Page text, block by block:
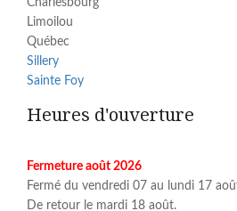
Charlesbourg
Limoilou
Québec
Sillery
Sainte Foy
Heures d'ouverture
Fermeture août 2026
Fermé du vendredi 07 au lundi 17
De retour le mardi 18 août.